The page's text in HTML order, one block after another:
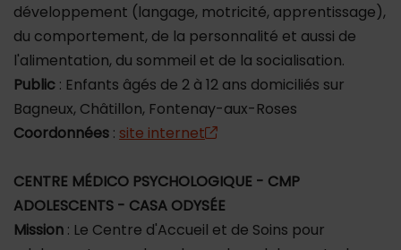
développement (langage, motricité, apprentissage),
du comportement, de la personnalité et aussi de
l'alimentation, du sommeil et de la socialisation.
Public : Enfants âgés de 2 à 12 ans domiciliés sur
Bagneux, Châtillon, Fontenay-aux-Roses
Coordonnées : site internet
CENTRE MÉDICO PSYCHOLOGIQUE - CMP
ADOLESCENTS - CASA ODYSÉE
Mission : Le Centre d'Accueil et de Soins pour